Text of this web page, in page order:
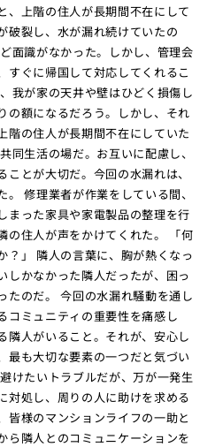
、上階の住人が長期間不在にして
破裂し、水が漏れ続けていたの
面識がなかった。しかし、管理会
すぐに帰国して対応してくれるこ
我が家の天井や壁はひどく損傷し
の額になるだろう。しかし、それ
階の住人が長期間不在にしていた
同生活の場だ。お互いに配慮し、
とが大切だ。今回の水漏れは、
修理業者が作業をしている間、
まった家具や家電製品の整理を行
の住人が声をかけてくれた。 「何
？」 隣人の言葉に、胸が熱くなっ
しかなかった隣人だったが、困っ
たのだ。 今回の水漏れ騒動を通し
コミュニティの重要性を痛感し
隣人がいること。それが、安心し
最も大切な要素の一つだと気づい
けたいトラブルだが、万が一発生
対処し、周りの人に助けを求める
皆様のマンションライフの一助と
ら隣人とのコミュニケーションを